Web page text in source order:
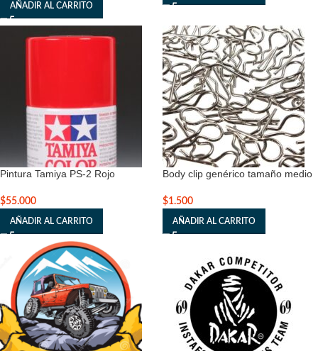
AÑADIR AL CARRITO
Pintura Tamiya PS-2 Rojo
$55.000
AÑADIR AL CARRITO
Body clip genérico tamaño medio
$1.500
AÑADIR AL CARRITO